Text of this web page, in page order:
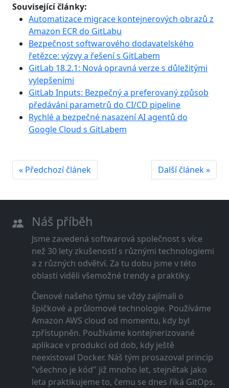
Související články:
Automatizace migrace kontejnerových obrazů z
Amazon ECR do GitLabu
Bezpečnost softwarového dodavatelského
řetězce: výzvy a řešení s GitLabem
GitLab 18.2.1: Nová opravná verze s důležitými
vylepšeními
GitLab Inputs: Bezpečný a preferovaný způsob
předávání parametrů do CI/CD pipeline
Rychlé a bezpečné nasazení AI agentů do
Google Cloud s GitLabem
« Předchozí článek Další článek »
Náš příběh
Jsme zavedená softwarová společnost s více
než 30 lety zkušeností s různými technologiemi
a z různých odvětví. Za tu dobu jsme v této
oblasti viděli všemožné trendy a praktiky.
Členové našeho týmu se vždy zajímali o
špičkové a průlomové technologie. Používáme
Amazon AWS cloud od momentu, kdy byl
zpřístupněn. Používáme kontejnerizované
aplikace v produkci od dob, kdy ještě
neexistoval Docker. Náš tým prosazoval princip
"všechno je kód" již mnoho let, stejnětak jako
leta praktikujeme to, čemu se dnes říká GitOps.